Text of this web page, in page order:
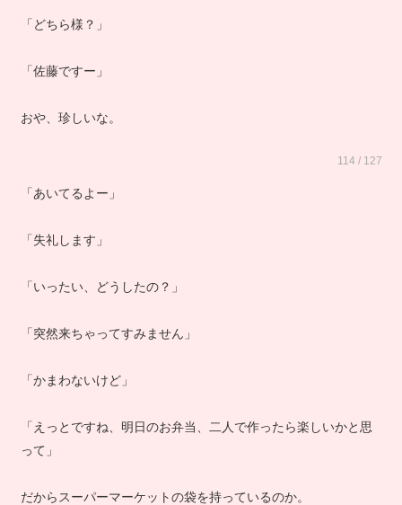
「どちら様？」
「佐藤ですー」
おや、珍しいな。
114 / 127
「あいてるよー」
「失礼します」
「いったい、どうしたの？」
「突然来ちゃってすみません」
「かまわないけど」
「えっとですね、明日のお弁当、二人で作ったら楽しいかと思
って」
だからスーパーマーケットの袋を持っているのか。